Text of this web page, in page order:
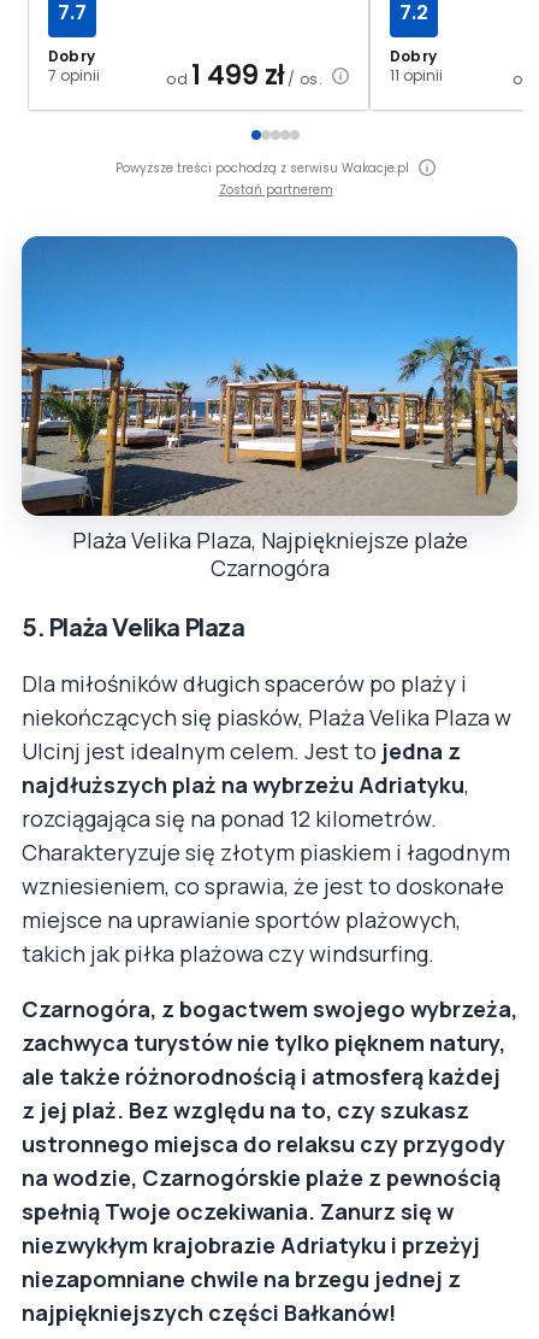
Dobry
7 opinii
7.7
od 1 499 zł/ os.
Dobry
11 opinii
7.2
od
Powyższe treści pochodzą z serwisu Wakacje.pl
Zostań partnerem
Plaża Velika Plaza, Najpiękniejsze plaże
Czarnogóra
5. Plaża Velika Plaza
Dla miłośników długich spacerów po plaży i
niekończących się piasków, Plaża Velika Plaza w
Ulcinj jest idealnym celem. Jest to jedna z
najdłuższych plaż na wybrzeżu Adriatyku,
rozciągająca się na ponad 12 kilometrów.
Charakteryzuje się złotym piaskiem i łagodnym
wzniesieniem, co sprawia, że jest to doskonałe
miejsce na uprawianie sportów plażowych,
takich jak piłka plażowa czy windsurfing.
Czarnogóra, z bogactwem swojego wybrzeża,
zachwyca turystów nie tylko pięknem natury,
ale także różnorodnością i atmosferą każdej
z jej plaż. Bez względu na to, czy szukasz
ustronnego miejsca do relaksu czy przygody
na wodzie, Czarnogórskie plaże z pewnością
spełnią Twoje oczekiwania. Zanurz się w
niezwykłym krajobrazie Adriatyku i przeżyj
niezapomniane chwile na brzegu jednej z
najpiękniejszych części Bałkanów!